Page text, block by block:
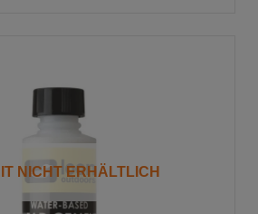
NICHT ERHÄLTLICH